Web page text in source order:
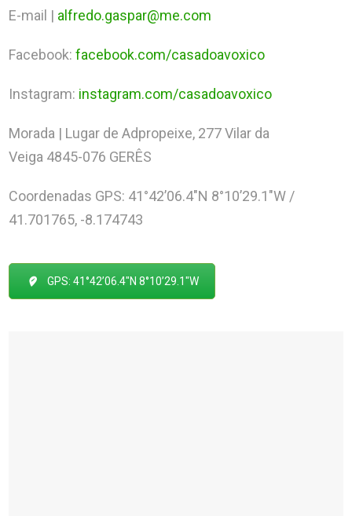
E-mail | alfredo.gaspar@me.com
Facebook: facebook.com/casadoavoxico
Instagram: instagram.com/casadoavoxico
Morada | Lugar de Adpropeixe, 277 Vilar da
Veiga 4845-076 GERÊS
Coordenadas GPS: 41°42’06.4″N 8°10’29.1″W /
41.701765, -8.174743
GPS: 41°42’06.4″N 8°10’29.1″W